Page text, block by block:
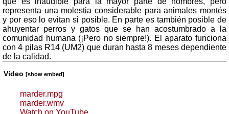
representa una molestia considerable para animales montés
y por eso lo evitan si posible. En parte es también posible de
ahuyentar perros y gatos que se han acostumbrado a la
comunidad humana (¡Pero no siempre!). El aparato funciona
con 4 pilas R14 (UM2) que duran hasta 8 meses dependiente
de la calidad.
Video [show embed]
marder.mpg
marder.wmv
Watch on YouTube